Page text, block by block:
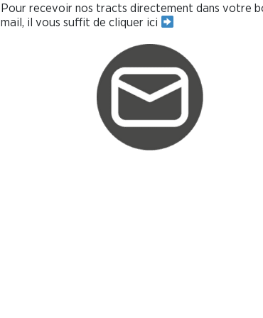
Pour recevoir nos tracts directement dans votre
mail, il vous suffit de cliquer ici